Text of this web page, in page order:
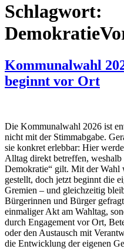
Schlagwort:
Kommunalwahl
beginnt vor Ort
Die Kommunalwahl 2026 ist
nicht mit der Stimmabgabe.
sie konkret erlebbar: Hier
Alltag direkt betreffen,
Demokratie“ gilt. Mit der Wahl
gestellt, doch jetzt beginnt die
Gremien – und gleichzeitig
Bürgerinnen und Bürger
einmaliger Akt am Wahltag,
durch Engagement vor Ort,
oder den Austausch mit
die Entwicklung der eigenen